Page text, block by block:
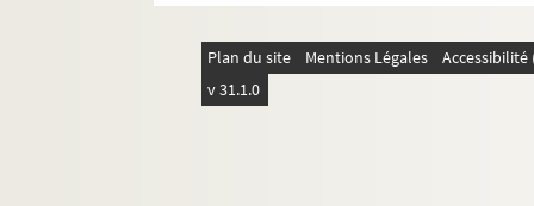
16-CA-42. Dolomieu (Gratet de),
16-CA-43. Dombey (Joseph), médecin
Plan du site Mentions Légales
v 31.1.0